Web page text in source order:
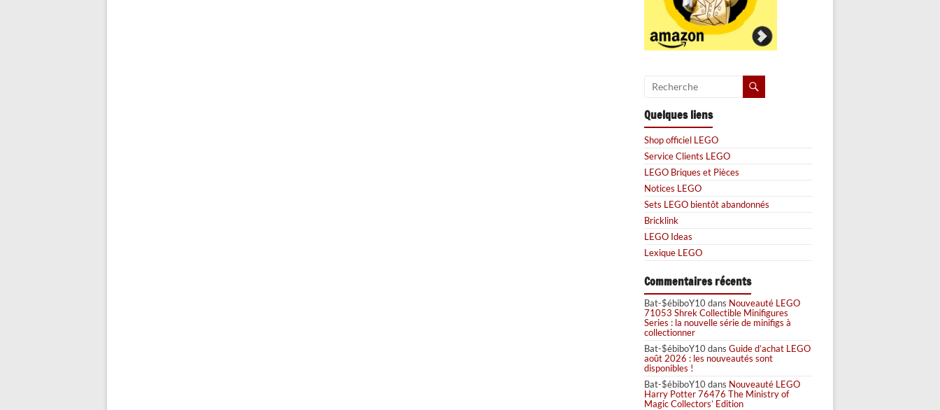
Quelques liens
Shop officiel LEGO
Service Clients LEGO
LEGO Briques et Pièces
Notices LEGO
Sets LEGO bientôt abandonnés
Bricklink
LEGO Ideas
Lexique LEGO
Commentaires récents
Bat-$ébiboY10dans Nouveauté LEGO
71053 Shrek Collectible Minifigures
Series : la nouvelle série de minifigs à
collectionner
Bat-$ébiboY10dans Guide d’achat LEGO
août 2026 : les nouveautés sont
disponibles !
Bat-$ébiboY10dans Nouveauté LEGO
Harry Potter 76476 The Ministry of
Magic Collectors’ Edition